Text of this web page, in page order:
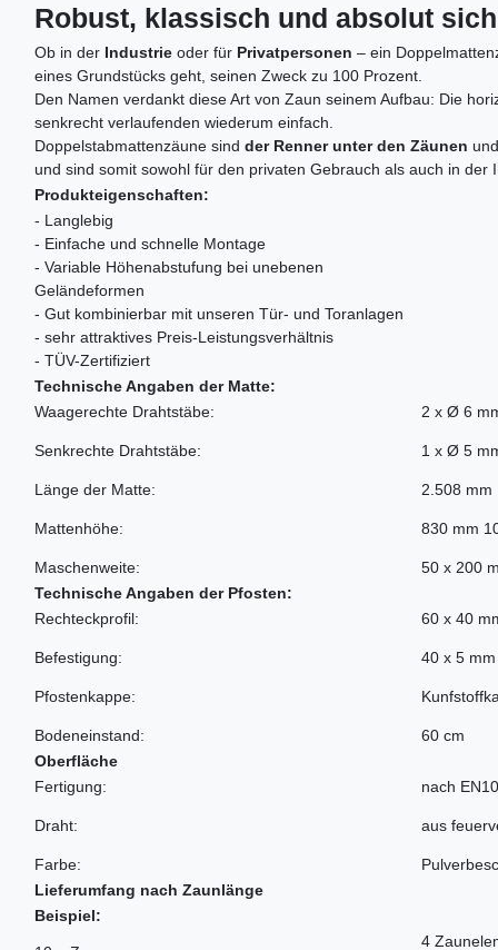
Robust, klassisch und absolut
Ob in der Industrie oder für Privatpersonen – ein
eines Grundstücks geht, seinen Zweck zu 100 Prozent.
Den Namen verdankt diese Art von Zaun seinem Aufbau: Die
senkrecht verlaufenden wiederum einfach.
Doppelstabmattenzäune sind der Renner unter den Zäunen
und sind somit sowohl für den privaten Gebrauch als auch in
Produkteigenschaften:
- Langlebig
- Einfache und schnelle Montage
- Variable Höhenabstufung bei unebenen
Geländeformen
- Gut kombinierbar mit unseren Tür- und Toranlagen
- sehr attraktives Preis-Leistungsverhältnis
- TÜV-Zertifiziert
Technische Angaben der Matte:
Waagerechte Drahtstäbe:
Senkrechte Drahtstäbe:
Länge der Matte:
Mattenhöhe:
Maschenweite:
2 x Ø 6
1 x Ø 5
2.508 mm
830 mm
50 x 200
Technische Angaben der Pfosten:
Rechteckprofil:
Befestigung:
Pfostenkappe:
Bodeneinstand:
60 x 40
40 x 5
60 cm
Oberfläche
Fertigung:
Draht:
Farbe:
nach
aus
Lieferumfang nach Zaunlänge
Beispiel:
4